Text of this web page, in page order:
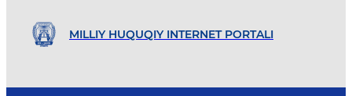
MILLIY HUQUQIY INTERNET PORTALI